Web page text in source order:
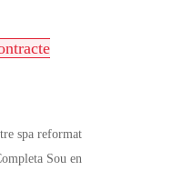
spa reformat
Sou en